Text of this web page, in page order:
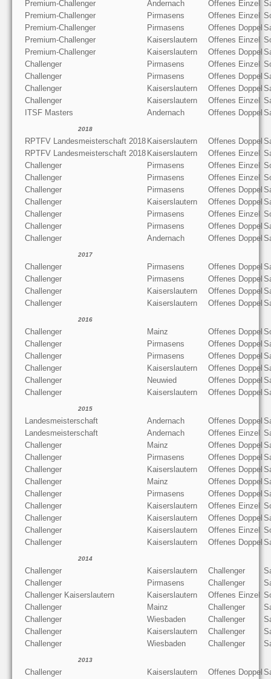
Premium-Challenger Andernach Offenes Einzel
Premium-Challenger
Pirmasens Offenes Einzel
Premium-Challenger
Pirmasens Offenes Doppel
Premium-Challenger
Kaiserslautern Offenes Einzel
Premium-Challenger
Kaiserslautern Offenes Doppel
Challenger
Pirmasens Offenes Einzel
Challenger
Pirmasens Offenes Doppel
Challenger
Kaiserslautern Offenes Doppel
Challenger
Kaiserslautern Offenes Einzel
ITSF Masters
Andernach Offenes Doppel
2018
RPTFV Landesmeisterschaft 2018 Kaiserslautern Offenes Doppel
RPTFV Landesmeisterschaft 2018 Kaiserslautern Offenes Einzel
Challenger
Pirmasens Offenes Einzel
Challenger
Pirmasens Offenes Einzel
Challenger
Pirmasens Offenes Doppel
Challenger
Kaiserslautern Offenes Doppel
Challenger
Pirmasens Offenes Einzel
Challenger
Pirmasens Offenes Doppel
Challenger
Andernach Offenes Doppel
2017
Challenger Pirmasens Offenes Doppel
Challenger
Pirmasens Offenes Doppel
Challenger
Kaiserslautern Offenes Doppel
Challenger
Kaiserslautern Offenes Doppel
2016
Challenger Mainz Offenes Doppel
Challenger
Pirmasens Offenes Doppel
Challenger
Pirmasens Offenes Doppel
Challenger
Kaiserslautern Offenes Doppel
Challenger
Neuwied Offenes Doppel
Challenger
Kaiserslautern Offenes Doppel
2015
Landesmeisterschaft Andernach Offenes Doppel
Landesmeisterschaft
Andernach Offenes Einzel
Challenger
Mainz Offenes Doppel
Challenger
Pirmasens Offenes Doppel
Challenger
Kaiserslautern Offenes Doppel
Challenger
Mainz Offenes Doppel
Challenger
Pirmasens Offenes Doppel
Challenger
Kaiserslautern Offenes Einzel
Challenger
Kaiserslautern Offenes Doppel
Challenger
Kaiserslautern Offenes Einzel
Challenger
Kaiserslautern Offenes Doppel
2014
Challenger Kaiserslautern Challenger
Challenger
Pirmasens Challenger
Challenger Kaiserslautern
Kaiserslautern Offenes Einzel
Challenger
Mainz Challenger
Challenger
Wiesbaden Challenger
Challenger
Kaiserslautern Challenger
Challenger
Wiesbaden Challenger
2013
Challenger Kaiserslautern Offenes Doppel